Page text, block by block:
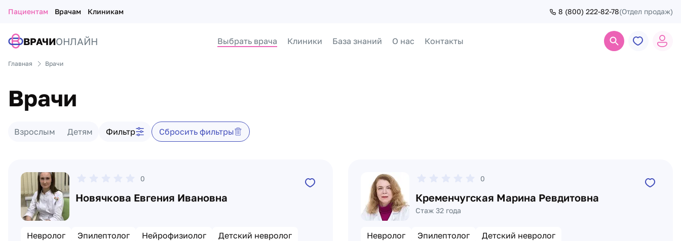
Пациентам Врачам Клиникам 8 (800) 222-82-78(Отдел продаж)
ВРАЧИОНЛАЙН Выбрать врача Клиники База знаний О нас Контакты
Главная Врачи
Врачи
Фильтр врачей
Взрослым Детям Фильтр Сбросить фильтры
0
Новячкова Евгения Ивановна
Невролог Эпилептолог Нейрофизиолог Детский невролог
0
Кременчугская Марина Ревдитовна
Стаж 32 года
Невролог Эпилептолог Детский невролог